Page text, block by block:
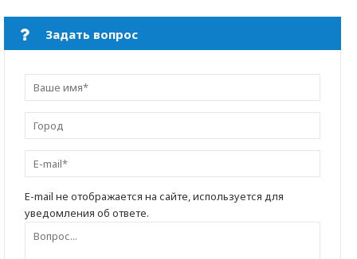
Задать вопрос
E-mail не отображается на сайте, используется для
уведомления об ответе.